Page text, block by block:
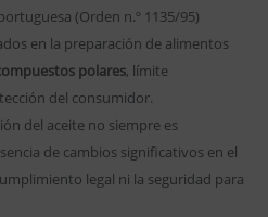
(Orden n.º 1135/95)
en la preparación de alimentos
polares, límite
del consumidor.
del aceite no siempre es
de cambios significativos en el
legal ni la seguridad para